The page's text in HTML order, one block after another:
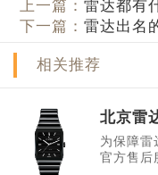
上一篇：雷达都有
下一篇：雷达出名
相关推荐
北京雷
为保障雷
官方售后